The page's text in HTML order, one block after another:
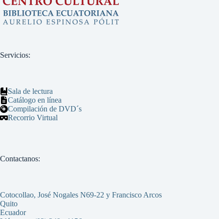
Servicios:
Sala de lectura
Catálogo en línea
Compilación de DVD´s
Recorrio Virtual
Contactanos:
Cotocollao, José Nogales N69-22 y Francisco Arcos
Quito
Ecuador